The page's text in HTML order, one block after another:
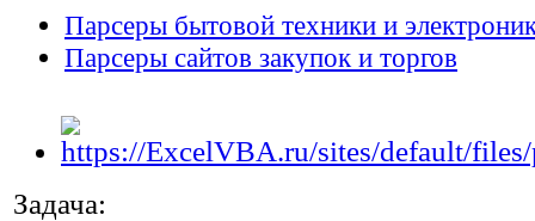
Парсеры бытовой техники и
Парсеры сайтов закупок и торгов
Задача: